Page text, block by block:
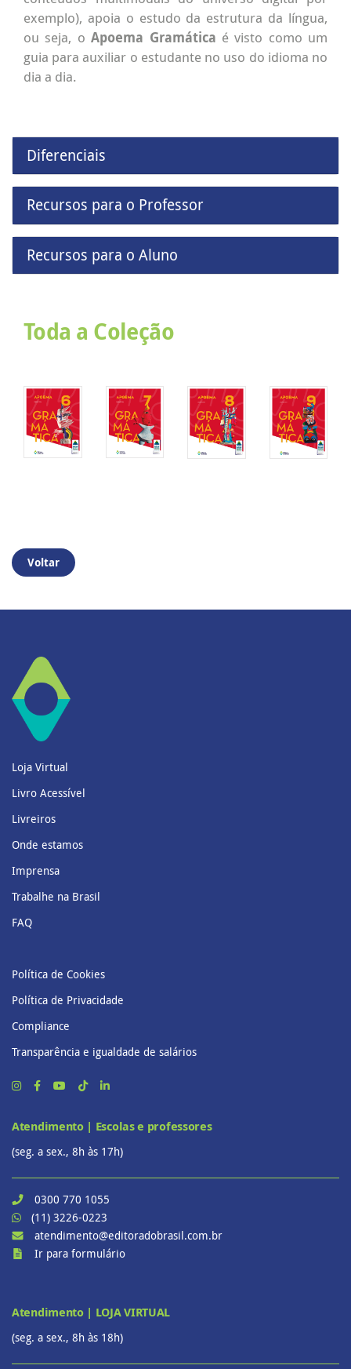
exemplo), apoia o estudo da estrutura da língua,
ou seja, oApoema Gramática é visto como um
guia para auxiliar o estudante no uso do idioma no
dia a dia.
Diferenciais
Recursos para o Professor
Recursos para o Aluno
Toda a Coleção
Voltar
Loja Virtual
Livro Acessível
Livreiros
Onde estamos
Imprensa
Trabalhe na Brasil
FAQ
Política de Cookies
Política de Privacidade
Compliance
Transparência e igualdade de salários
Atendimento | Escolas e professores
(seg. a sex., 8h às 17h)
0300 770 1055
(11) 3226-0223
atendimento@editoradobrasil.com.br
Ir para formulário
Atendimento | LOJA VIRTUAL
(seg. a sex., 8h às 18h)